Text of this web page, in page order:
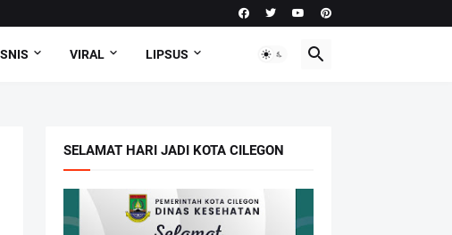
VIRAL LIPSUS
SELAMAT HARI JADI KOTA CILEGON